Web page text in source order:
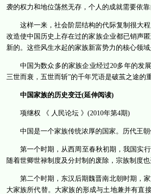
袭的权力和地位荡然无存，个人的成就需要依
这样一来，社会阶层结构的代际复制很大
改造使中国历史上存在过的家族企业都已销声
新的。这些风生水起的家族新富势力的核心领
中国为数众多的家族企业经过20多年的发
三世而衰，五世而斩”的千年咒语是破茧之途
中国家族的历史变迁(延伸阅读)
项继权 《 人民论坛 》(2010年第4期)
中国是一个家族传统浓厚的国家。历代王
第一个时期，从西周至春秋初期，我国实
随着世卿世禄制度及分封制的废除，宗族制度
第二个时期，东汉后期魏晋南北朝时期，
大家族所代替。大家族的形成与土地兼并有直